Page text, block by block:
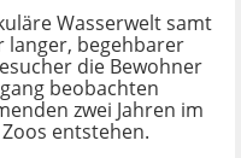
Wasserwelt samt
langer, begehbarer
die Bewohner
beobachten
zwei Jahren im
Zoos entstehen.